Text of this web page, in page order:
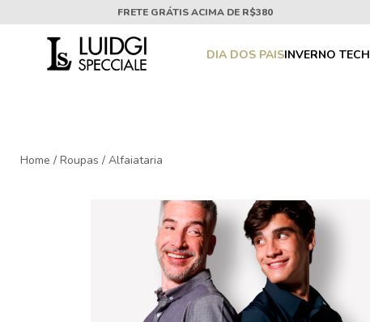
FRETE GRÁTIS ACIMA DE R$380
DIA DOS PAISINVERNO TECH
Home / Roupas / Alfaiataria